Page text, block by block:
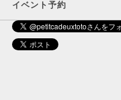
イベント予約